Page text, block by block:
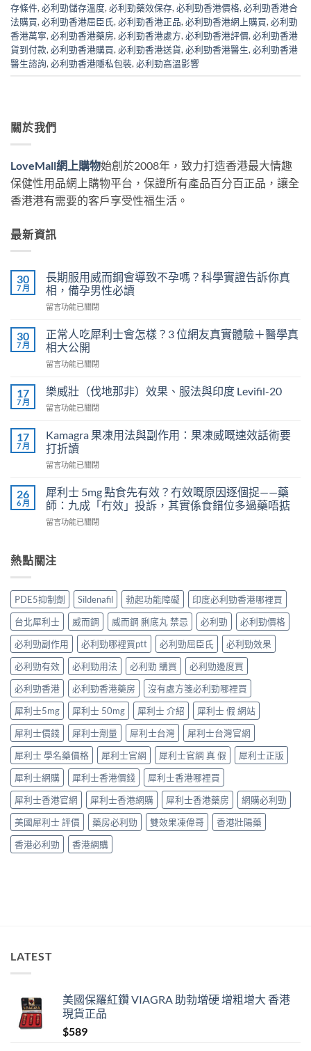
存條件, 必利勁儲存溫度, 必利勁藥效保存, 必利勁香港價格, 必利勁香港合
法購買, 必利勁香港屈臣氏, 必利勁香港正品, 必利勁香港網上購買, 必利勁
香港萬寧, 必利勁香港藥房, 必利勁香港處方, 必利勁香港評價, 必利勁香港
貨到付款, 必利勁香港購買, 必利勁香港送貨, 必利勁香港醫生, 必利勁香港
醫生諮詢, 必利勁香港隱私包裝, 必利勁高溫影響
關於我們
LoveMall網上購物始創於2008年，致力打造香港最大情趣
保健性用品網上購物平台，保證所有產品百分百正品，讓全
香港港有需要的客戶享受性福生活。
最新資訊
30
7 月
長期服用威而鋼會導致不孕嗎？科學實證告訴你真
相，備孕男性必讀
在
期
服
用
威
鋼
導
不
孕
嗎？
實
證
告
真
相，
孕
男
性
必
讀〉
中
留言功能已關閉
30
7 月
正常人吃犀利士會怎樣？3 位網友真實體驗＋醫學真
相大公開
在
常
人
吃
利
士
怎
3
位
網
實
體
醫
學
真
相
大
公
開〉
中
留言功能已關閉
17
7 月
樂威壯（伐地那非）效果、服法與印度 Levifil-20
在
威
壯
（伐
地
非）
效
果、
服
印
20〉
中
留言功能已關閉
17
7 月
Kamagra 果凍用法與副作用：果凍威嘅速效話術要
打折讀
在
果
凍
用
法
作
凍
威
嘅
速
效
話
術
要
打
折
讀〉
中
留言功能已關閉
26
6 月
犀利士 5mg 點食先有效？冇效嘅原因逐個捉——藥
師：九成「冇效」投訴，其實係食錯位多過藥唔掂
在
士
5mg
食
先
有
效？
冇
效
嘅
原
因
逐
個
捉
——
藥
師：
九
成
「冇
效」
投
訴，
其
實
掂〉
留言功能已關閉
熱點關注
PDE5抑制劑 Sildenafil 勃起功能障礙
印度必利勁香港哪裡買
台北犀利士
威而鋼 威而鋼 脷底丸 禁忌 必利勁
必利勁價格
必利勁副作用
必利勁哪裡買ptt 必利勁屈臣氏
必利勁效果
必利勁有效
必利勁用法 必利勁 購買
必利勁邊度買
必利勁香港
必利勁香港藥房
沒有處方箋必利勁哪裡買
犀利士5mg
犀利士 50mg 犀利士 介紹
犀利士 假 網站
犀利士價錢
犀利士劑量 犀利士台灣
犀利士台灣官網
犀利士 學名藥價格
犀利士官網 犀利士官網 真 假
犀利士正版
犀利士網購
犀利士香港價錢
犀利士香港哪裡買
犀利士香港官網
犀利士香港網購 犀利士香港藥房
網購必利勁
美國犀利士 評價
藥房必利勁 雙效果凍偉哥
香港壯陽藥
香港必利勁
香港網購
LATEST
美國保羅紅鑽 VIAGRA 助勃增硬 增粗增大 香港
現貨正品
$589